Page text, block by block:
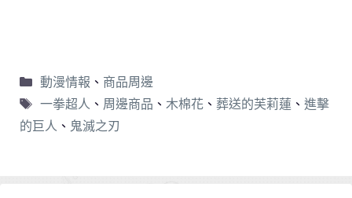
動漫情報 、 商品周邊
一拳超人 、 周邊商品 、 木棉花、 葬送的芙莉蓮 、 進擊
的巨人 、 鬼滅之刃